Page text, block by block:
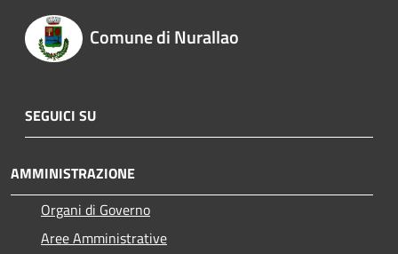
Comune di Nurallao
SEGUICI SU
AMMINISTRAZIONE
Organi di Governo
Aree Amministrative